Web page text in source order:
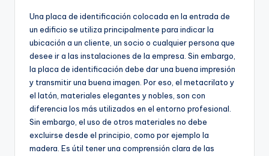
Una placa de identificación colocada en la entrada de
un edificio se utiliza principalmente para indicar la
ubicación a un cliente, un socio o cualquier persona que
desee ir a las instalaciones de la empresa. Sin embargo,
la placa de identificación debe dar una buena impresión
y transmitir una buena imagen. Por eso, el metacrilato y
el latón, materiales elegantes y nobles, son con
diferencia los más utilizados en el entorno profesional.
Sin embargo, el uso de otros materiales no debe
excluirse desde el principio, como por ejemplo la
madera. Es útil tener una comprensión clara de las